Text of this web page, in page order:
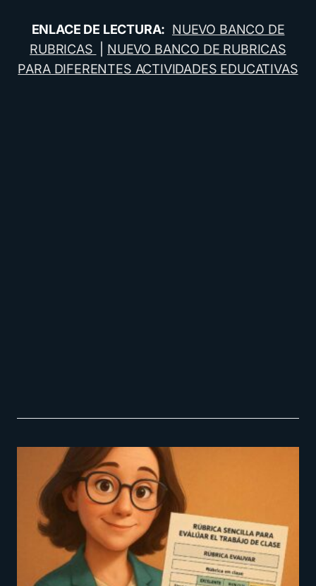
ENLACE DE LECTURA: NUEVO BANCO DE
RUBRICAS
NUEVO BANCO DE RUBRICAS
PARA DIFERENTES ACTIVIDADES EDUCATIVAS